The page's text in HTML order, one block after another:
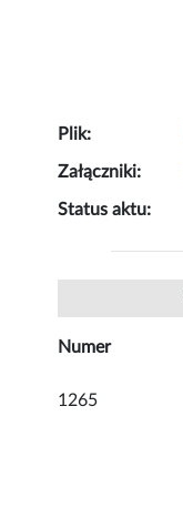
Plik:
Załączniki:
Status aktu:
Numer
1265